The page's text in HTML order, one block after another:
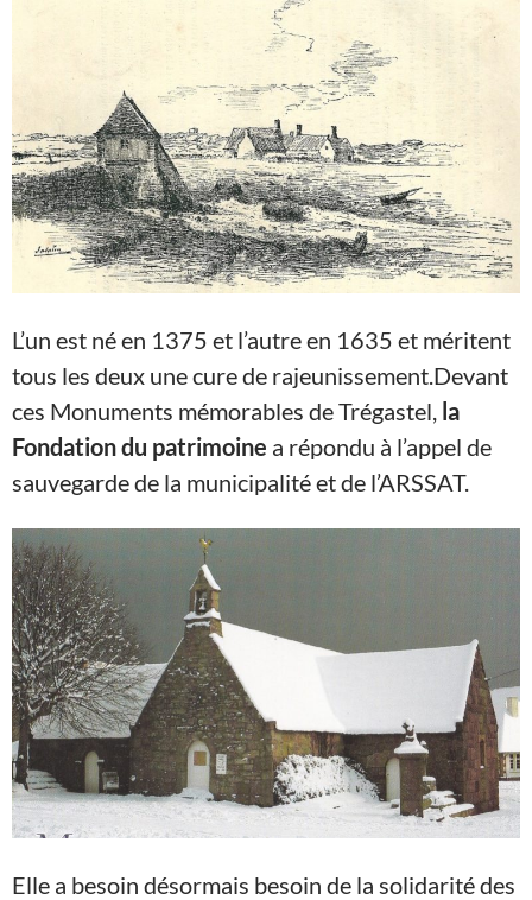
L’un est né en 1375 et l’autre en 1635 et méritent
tous les deux une cure de rajeunissement.Devant
ces Monuments mémorables de Trégastel, la
Fondation du patrimoine a répondu à l’appel de
sauvegarde de la municipalité et de l’ARSSAT.
Elle a besoin désormais besoin de la solidarité des